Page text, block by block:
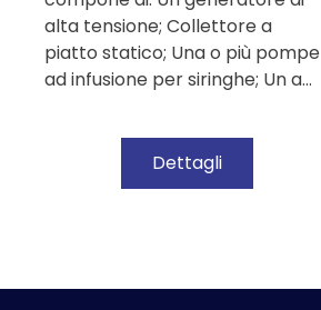
alta tensione; Collettore a
piatto statico; Una o più pompe
ad infusione per siringhe; Un a…
Dettagli